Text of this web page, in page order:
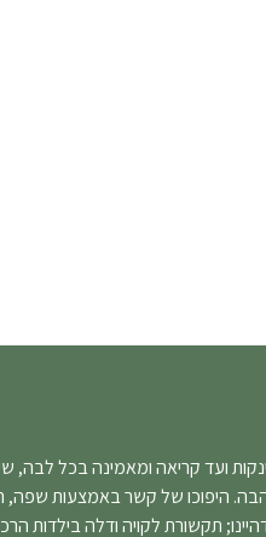
ועד קריאה ומאמינה בכל לבה,
היפוכו של קשר באמצעות שפה,
תקשורת לקויה ודלה בילדות